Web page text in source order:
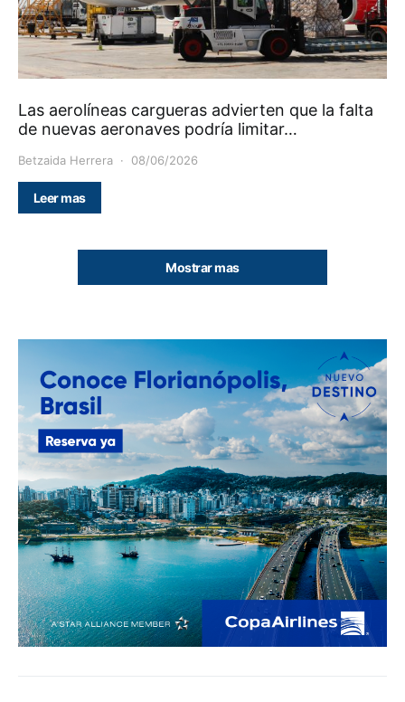
Las aerolíneas cargueras advierten que la falta
de nuevas aeronaves podría limitar…
Betzaida Herrera 08/06/2026
Leer mas
Mostrar mas